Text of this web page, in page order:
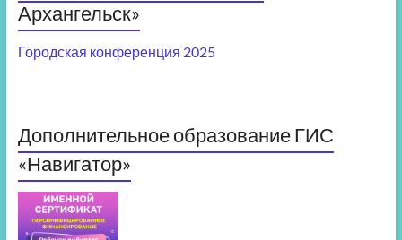
Архангельск»
Городская конференция 2025
Дополнительное образование ГИС
«Навигатор»